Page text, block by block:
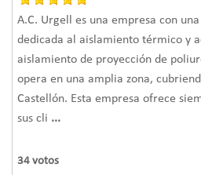
térmico dependen del tipo de
prestaciones, así como de una
son los elementos a tener en
plantearse aislar térmicamente:
El material.
A.C. Urgell es una empresa con
dedicada al aislamiento térmico y
aislamiento de proyección de
opera en una amplia zona,
Castellón. Esta empresa ofrece
sus cli ...
34 votos